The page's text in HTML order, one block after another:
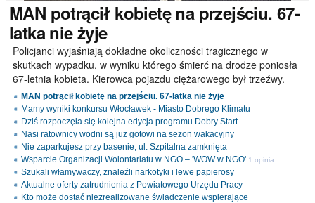
MAN potrącił kobietę na przejściu. 67-
latka nie żyje
Policjanci wyjaśniają dokładne okoliczności tragicznego w
skutkach wypadku, w wyniku którego śmierć na drodze poniosła
67-letnia kobieta. Kierowca pojazdu ciężarowego był trzeźwy.
MAN potrącił kobietę na przejściu. 67-latka nie żyje
Mamy wyniki konkursu Włocławek - Miasto Dobrego Klimatu
Dziś rozpoczęła się kolejna edycja programu Dobry Start
Nasi ratownicy wodni są już gotowi na sezon wakacyjny
Nie zaparkujesz przy basenie, ul. Szpitalna zamknięta
Wsparcie Organizacji Wolontariatu w NGO – 'WOW w NGO' 1 opinia
Szukali włamywaczy, znaleźli narkotyki i lewe papierosy
Aktualne oferty zatrudnienia z Powiatowego Urzędu Pracy
Kto może dostać niezrealizowane świadczenie wspierające